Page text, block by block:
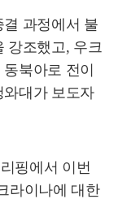
과정에서 불
강조했고, 우크
북아로 전이
와대가 보도자
핑에서 이번
라이나에 대한